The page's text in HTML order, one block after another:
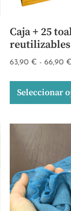
Caja + 25
63,90 € - 66,90
Seleccionar